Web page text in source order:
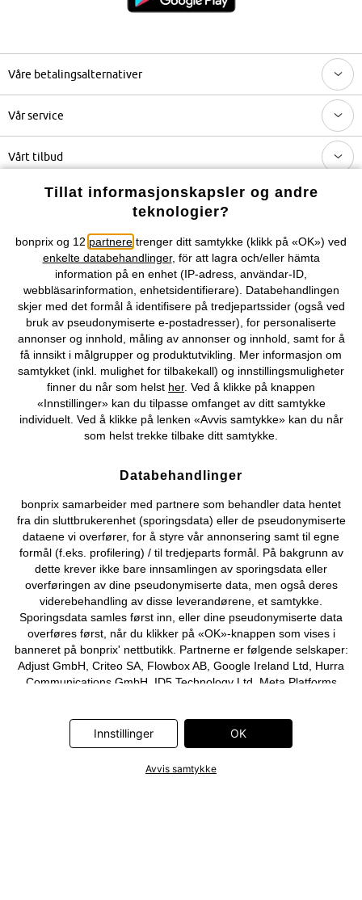
Våre betalingsalternativer
Vår service
Vårt tilbud
Selskapet
Topkategorier / Sesongvarer
Du kan også finne oss på
Kjøpsvilkår Personopplysninger Cookie-innstillinger
Om Oss Angre kjøp
©2026 bonprix.
Tillat informasjonskapsler og andre
teknologier?
bonprix og 12 partnere trenger ditt samtykke (klikk på «OK») ved
enkelte databehandlinger, för att lagra och/eller hämta
information på en enhet (IP-adress, användar-ID,
webbläsarinformation, enhetsidentifierare). Databehandlingen
skjer med det formål å identifisere på tredjepartssider (også ved
bruk av pseudonymiserte e-postadresser), for personaliserte
annonser og innhold, måling av annonser og innhold, samt for å
få innsikt i målgrupper og produktutvikling. Mer informasjon om
samtykket (inkl. mulighet for tilbakekall) og innstillingsmuligheter
finner du når som helst her. Ved å klikke på knappen
«Innstillinger» kan du tilpasse omfanget av ditt samtykke
individuelt. Ved å klikke på lenken «Avvis samtykke» kan du når
som helst trekke tilbake ditt samtykke.
Databehandlinger
bonprix samarbeider med partnere som behandler data hentet
fra din sluttbrukerenhet (sporingsdata) eller de pseudonymiserte
dataene vi overfører, for å styre vår annonsering samt til egne
formål (f.eks. profilering) / til tredjeparts formål. På bakgrunn av
dette krever ikke bare innsamlingen av sporingsdata eller
overføringen av dine pseudonymiserte data, men også deres
viderebehandling av disse leverandørene, et samtykke.
Sporingsdata samles først inn, eller dine pseudonymiserte data
overføres først, når du klikker på «OK»-knappen som vises i
banneret på bonprix' nettbutikk. Partnerne er følgende selskaper:
Adjust GmbH, Criteo SA, Flowbox AB, Google Ireland Ltd, Hurra
Communications GmbH, ID5 Technology Ltd, Meta Platforms
Technologies UK Ltd. Ytterligere informasjon om
databehandlingene utført av disse partnerne finner du i
. Informasjonen er også tilgjengelig via en
lenke i banneret.
Innstillinger OK
Avvis samtykke